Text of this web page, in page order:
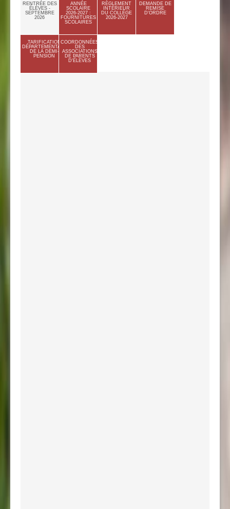
RENTRÉE DES
ÉLÈVES -
SEPTEMBRE
2026
ANNÉE
SCOLAIRE
2026-2027 :
FOURNITURES
SCOLAIRES
RÈGLEMENT
INTÉRIEUR
DU COLLÈGE
2026-2027
DEMANDE DE
REMISE
D'ORDRE
TARIFICATION
DÉPARTEMENTALE
DE LA DEMI-
PENSION
COORDONNÉES
DES
ASSOCIATIONS
DE PARENTS
D'ÉLÈVES